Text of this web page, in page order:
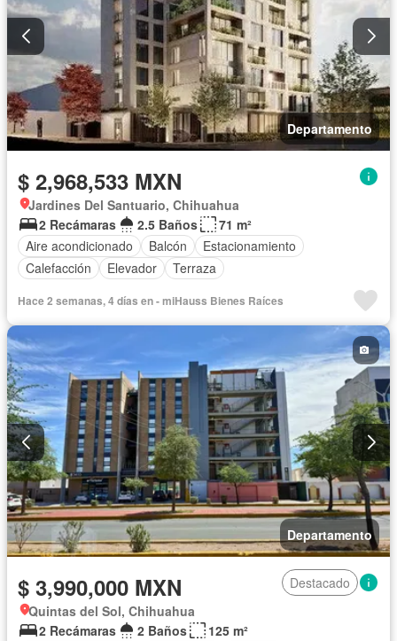
Departamento
$ 2,968,533 MXN
Jardines Del Santuario, Chihuahua
2 Recámaras
2.5 Baños
71 m²
Aire acondicionado
Balcón
Estacionamiento
Calefacción
Elevador Terraza
Hace 2 semanas, 4 días en - miHauss Bienes Raíces
Departamento
$ 3,990,000 MXN
Destacado
Quintas del Sol, Chihuahua
2 Recámaras
2 Baños
125 m²